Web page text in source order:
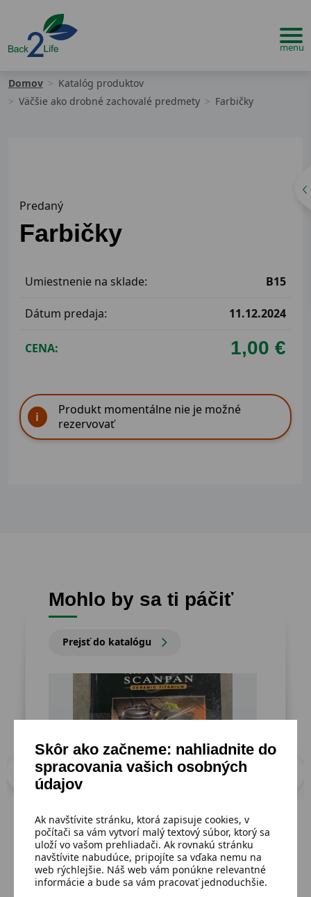
Domov
Katalóg produktov
Väčšie ako drobné zachovalé predmety
Farbičky
Predaný
Farbičky
Umiestnenie na sklade: B15
Dátum predaja: 11.12.2024
CENA: 1,00 €
Produkt momentálne nie je možné
rezervovať
Mohlo by sa ti páčiť
Prejsť do katalógu
Dostupný
Varíme s riadom SCANPAN
Skôr ako začneme: nahliadnite do
spracovania vašich osobných
údajov
Ak navštívite stránku, ktorá zapisuje cookies, v
počítači sa vám vytvorí malý textový súbor, ktorý sa
uloží vo vašom prehliadači. Ak rovnakú stránku
navštívite nabudúce, pripojíte sa vďaka nemu na
web rýchlejšie. Náš web vám ponúkne relevantné
informácie a bude sa vám pracovať jednoduchšie.